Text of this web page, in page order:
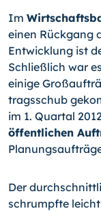
Im
einen Rückgang
Entwicklung ist
Schließlich war
einige
tragsschub
im 1. Quartal
öffentlichen
Der
schrumpfte